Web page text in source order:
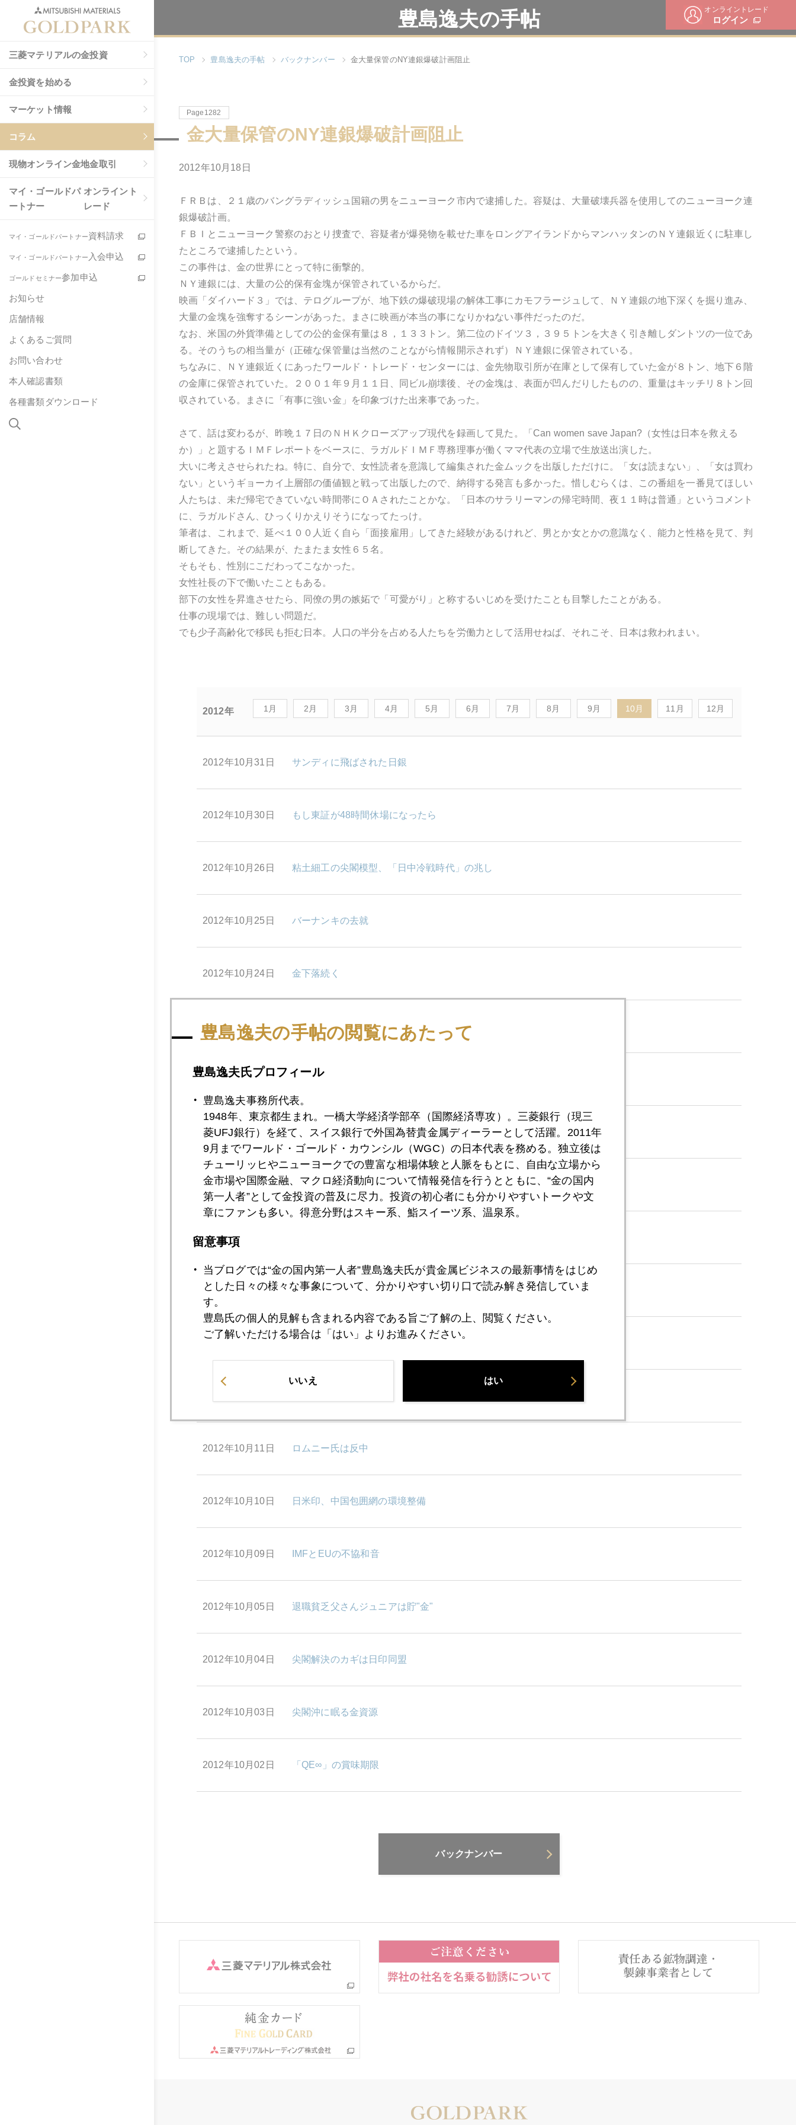
オンライントレード
ログイン
三菱マテリアルの金投資
金投資を始める
マーケット情報
コラム
現物オンライン金地金取引
マイ・ゴールドパ
ートナー
オンライント
レード
マイ・ゴールドパートナー資料請求
マイ・ゴールドパートナー 入会申込
ゴールドセミナー参加申込
お知らせ
店舗情報
よくあるご質問
お問い合わせ
本人確認書類
各種書類ダウンロード
豊島逸夫の手帖
TOP 豊島逸夫の手帖 バックナンバー 金大量保管のNY連銀爆破計画阻止
Page1282
金大量保管のNY連銀爆破計画阻止
2012年10月18日
ＦＲＢは、２１歳のバングラディッシュ国籍の男をニューヨーク市内で逮捕した。容疑は、大量破壊兵器を使用してのニューヨーク連
銀爆破計画。
ＦＢＩとニューヨーク警察のおとり捜査で、容疑者が爆発物を載せた車をロングアイランドからマンハッタンのＮＹ連銀近くに駐車し
たところで逮捕したという。
この事件は、金の世界にとって特に衝撃的。
ＮＹ連銀には、大量の公的保有金塊が保管されているからだ。
映画「ダイハード３」では、テログループが、地下鉄の爆破現場の解体工事にカモフラージュして、ＮＹ連銀の地下深くを掘り進み、
大量の金塊を強奪するシーンがあった。まさに映画が本当の事になりかねない事件だったのだ。
なお、米国の外貨準備としての公的金保有量は８，１３３トン。第二位のドイツ３，３９５トンを大きく引き離しダントツの一位であ
る。そのうちの相当量が（正確な保管量は当然のことながら情報開示されず）ＮＹ連銀に保管されている。
ちなみに、ＮＹ連銀近くにあったワールド・トレード・センターには、金先物取引所が在庫として保有していた金が８トン、地下６階
の金庫に保管されていた。２００１年９月１１日、同ビル崩壊後、その金塊は、表面が凹んだりしたものの、重量はキッチリ８トン回
収されている。まさに「有事に強い金」を印象づけた出来事であった。
さて、話は変わるが、昨晩１７日のＮＨＫクローズアップ現代を録画して見た。「Can women save Japan?（女性は日本を救える
か）」と題するＩＭＦレポートをベースに、ラガルドＩＭＦ専務理事が働くママ代表の立場で生放送出演した。
大いに考えさせられたね。特に、自分で、女性読者を意識して編集された金ムックを出版しただけに。「女は読まない」、「女は買わ
ない」というギョーカイ上層部の価値観と戦って出版したので、納得する発言も多かった。惜しむらくは、この番組を一番見てほしい
人たちは、未だ帰宅できていない時間帯にＯＡされたことかな。「日本のサラリーマンの帰宅時間、夜１１時は普通」というコメント
に、ラガルドさん、ひっくりかえりそうになってたっけ。
筆者は、これまで、延べ１００人近く自ら「面接雇用」してきた経験があるけれど、男とか女とかの意識なく、能力と性格を見て、判
断してきた。その結果が、たまたま女性６５名。
そもそも、性別にこだわってこなかった。
女性社長の下で働いたこともある。
部下の女性を昇進させたら、同僚の男の嫉妬で「可愛がり」と称するいじめを受けたことも目撃したことがある。
仕事の現場では、難しい問題だ。
でも少子高齢化で移民も拒む日本。人口の半分を占める人たちを労働力として活用せねば、それこそ、日本は救われまい。
2012年 1月 2月 3月 4月 5月 6月 7月 8月 9月 10月 11月 12月
2012年10月31日 サンディに飛ばされた日銀
2012年10月30日 もし東証が48時間休場になったら
2012年10月26日 粘土細工の尖閣模型、「日中冷戦時代」の兆し
2012年10月25日 バーナンキの去就
2012年10月24日 金下落続く
2012年10月23日 4インチ画面上の「仁義なき戦い」
2012年10月22日 緊縮デモ、ロンドンに飛び火
2012年10月19日 中国経済7.4%へ減速、商品市場への影響は？
2012年10月18日 金大量保管のNY連銀爆破計画阻止
2012年10月17日
2012年10月16日 米中領土問題はサイバー
2012年10月15日 経済危機下の資産防衛―円は安全？
2012年10月11日 ロムニー氏は反中
2012年10月10日 日米印、中国包囲網の環境整備
2012年10月09日 IMFとEUの不協和音
2012年10月05日 退職貧乏父さんジュニアは貯"金"
2012年10月04日 尖閣解決のカギは日印同盟
2012年10月03日 尖閣沖に眠る金資源
2012年10月02日 「QE∞」の賞味期限
バックナンバー
豊島逸夫の手帖の閲覧にあたって
豊島逸夫氏プロフィール
豊島逸夫事務所代表。
1948年、東京都生まれ。一橋大学経済学部卒（国際経済専攻）。三菱銀行（現三
菱UFJ銀行）を経て、スイス銀行で外国為替貴金属ディーラーとして活躍。2011年
9月までワールド・ゴールド・カウンシル（WGC）の日本代表を務める。独立後は
チューリッヒやニューヨークでの豊富な相場体験と人脈をもとに、自由な立場から
金市場や国際金融、マクロ経済動向について情報発信を行うとともに、“金の国内
第一人者”として金投資の普及に尽力。投資の初心者にも分かりやすいトークや文
章にファンも多い。得意分野はスキー系、鮨スイーツ系、温泉系。
留意事項
当ブログでは“金の国内第一人者”豊島逸夫氏が貴金属ビジネスの最新事情をはじめ
とした日々の様々な事象について、分かりやすい切り口で読み解き発信していま
す。
豊島氏の個人的見解も含まれる内容である旨ご了解の上、閲覧ください。
ご了解いただける場合は「はい」よりお進みください。
いいえ はい